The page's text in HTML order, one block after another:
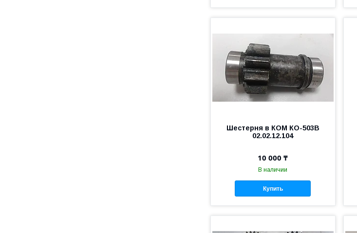
Шестерня в КОМ КО-503В
02.02.12.104
10 000 ₸
В наличии
Купить